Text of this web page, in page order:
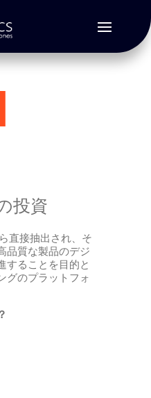
投資
直接抽出され、そ
品質な製品のデジ
することを目的と
グのプラットフォ